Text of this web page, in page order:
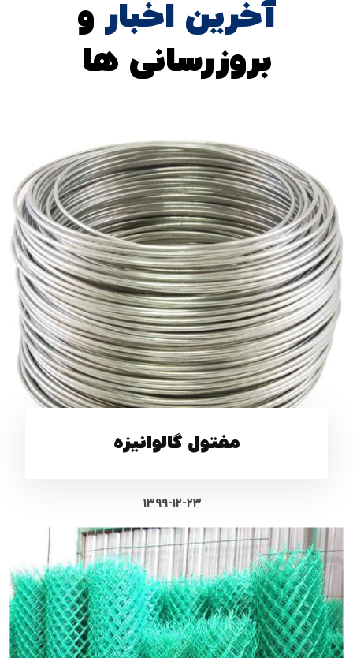
آخرین اخبار و
بروزرسانی ها
مفتول گالوانیزه
۱۳۹۹-۱۲-۲۳